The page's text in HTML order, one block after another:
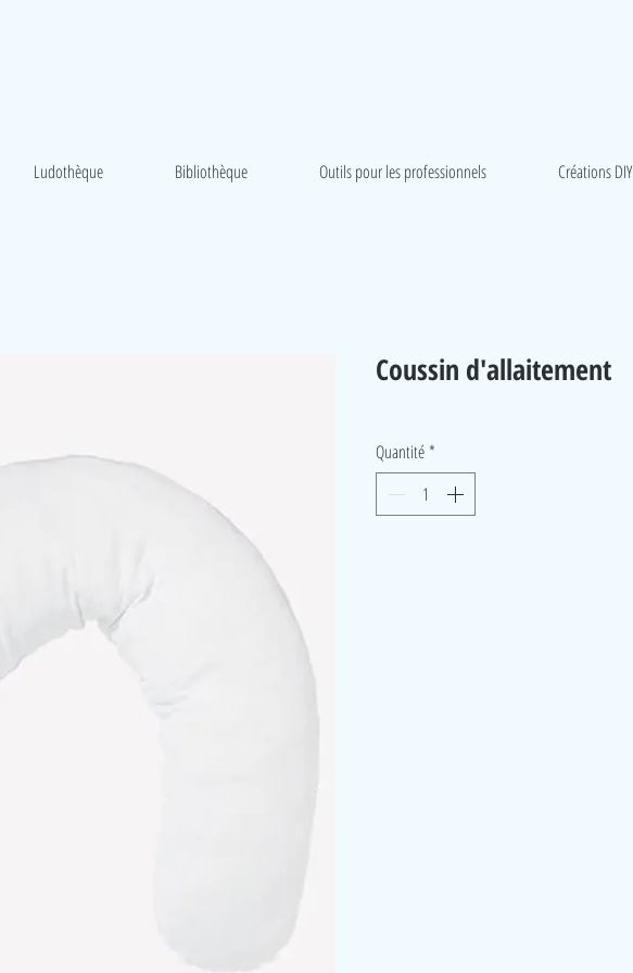
Ludothèque Bibliothèque Outils pour les professionnels Créations DIY
Coussin d'allaitement
Quantité *